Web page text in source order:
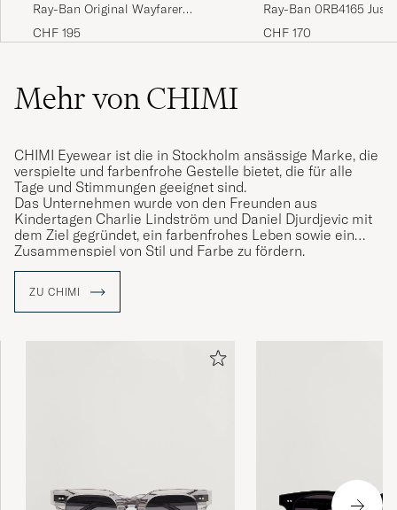
Ray-Ban Original Wayfarer
Sunglasses Black/Crystal Green
CHF 195
Ray-Ban 0RB4165
Sunglasses Matte Black
CHF 170
Mehr von CHIMI
CHIMI Eyewear ist die in Stockholm ansässige Marke, die
verspielte und farbenfrohe Gestelle bietet, die für alle
Tage und Stimmungen geeignet sind.
Das Unternehmen wurde von den Freunden aus
Kindertagen Charlie Lindström und Daniel Djurdjevic mit
dem Ziel gegründet, ein farbenfrohes Leben sowie ein
Zusammenspiel von Stil und Farbe zu fördern.
verschiedenen Farben erhältlich sind, um die
Ausdrucksmöglichkeiten und den persönlichen Stil nicht
ZU CHIMI